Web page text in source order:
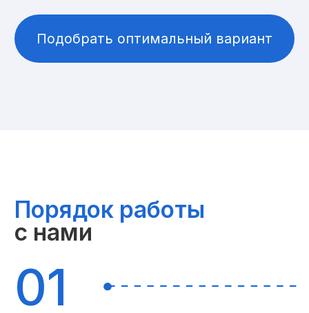
Паллет 100 ₽/сутки
5 ₽ 10 ₽ 20 ₽
Маркировка (наклейка
штрихкода)